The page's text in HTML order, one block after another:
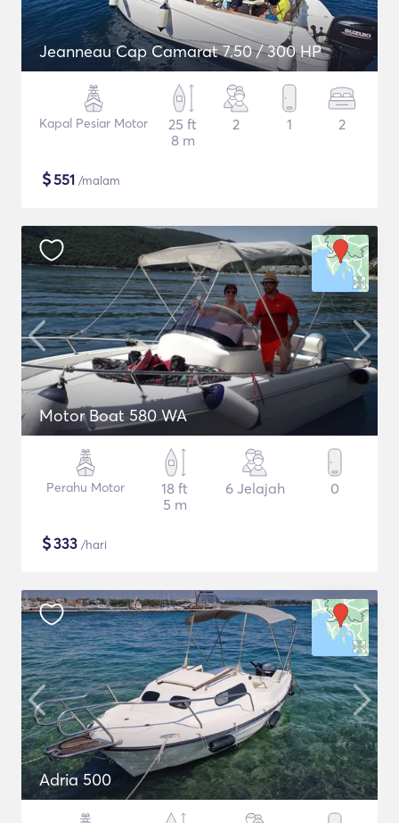
Jeanneau Cap Camarat 7.50 / 300 HP
Kapal Pesiar Motor
25 ft
8 m
2 1 2
$551 /malam
Motor Boat 580 WA
Perahu Motor
18 ft
5 m
6 Jelajah 0
$333 /hari
Adria 500